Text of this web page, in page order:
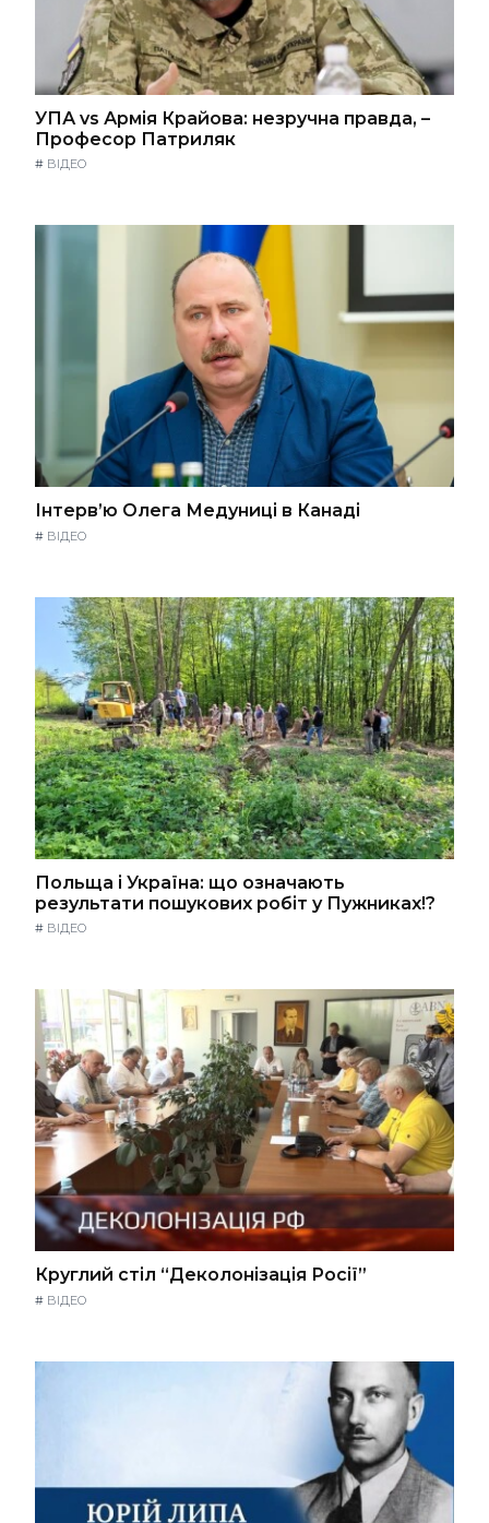
УПА vs Армія Крайова: незручна правда, –
Професор Патриляк
# ВІДЕО
Інтерв’ю Олега Медуниці в Канаді
# ВІДЕО
Польща і Україна: що означають
результати пошукових робіт у Пужниках!?
# ВІДЕО
Круглий стіл “Деколонізація Росії”
# ВІДЕО